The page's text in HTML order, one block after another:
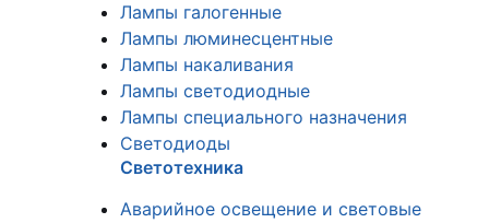
Лампы галогенные
Лампы люминесцентные
Лампы накаливания
Лампы светодиодные
Лампы специального назначения
Светодиоды
Светотехника
Аварийное освещение и световые